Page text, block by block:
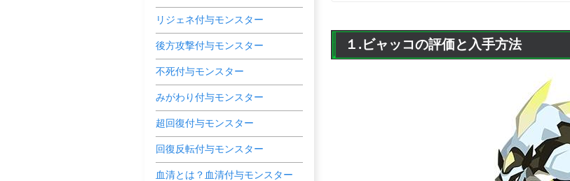
１.ビャッコの評価と入手方法
リジェネ付与モンスター
後方攻撃付与モンスター
不死付与モンスター
みがわり付与モンスター
超回復付与モンスター
回復反転付与モンスター
血清とは？血清付与モンスター